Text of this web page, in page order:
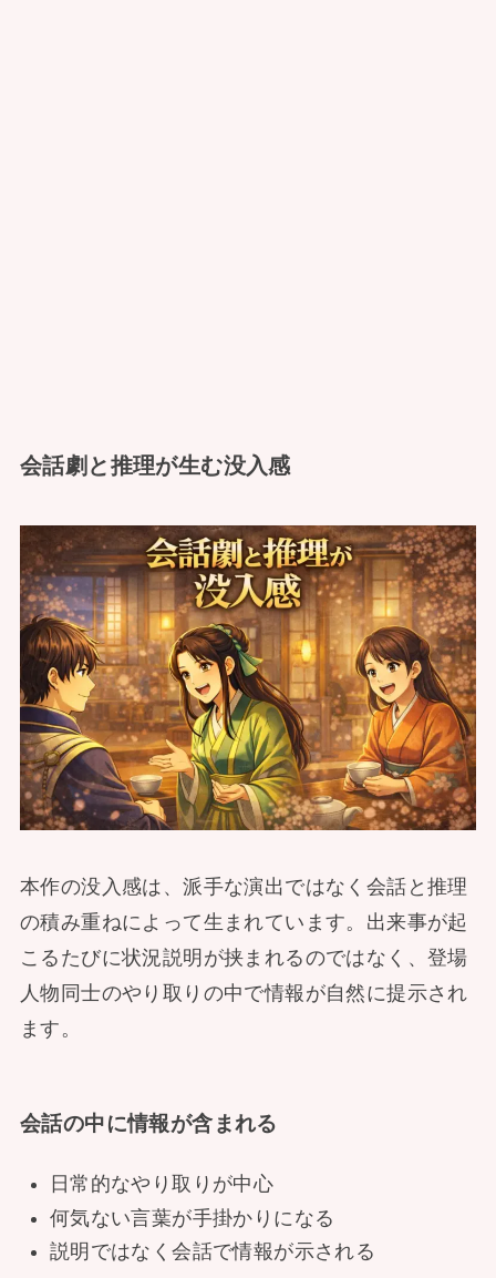
会話劇と推理が生む没入感
本作の没入感は、派手な演出ではなく会話と推理
の積み重ねによって生まれています。出来事が起
こるたびに状況説明が挟まれるのではなく、登場
人物同士のやり取りの中で情報が自然に提示され
ます。
会話の中に情報が含まれる
日常的なやり取りが中心
何気ない言葉が手掛かりになる
説明ではなく会話で情報が示される